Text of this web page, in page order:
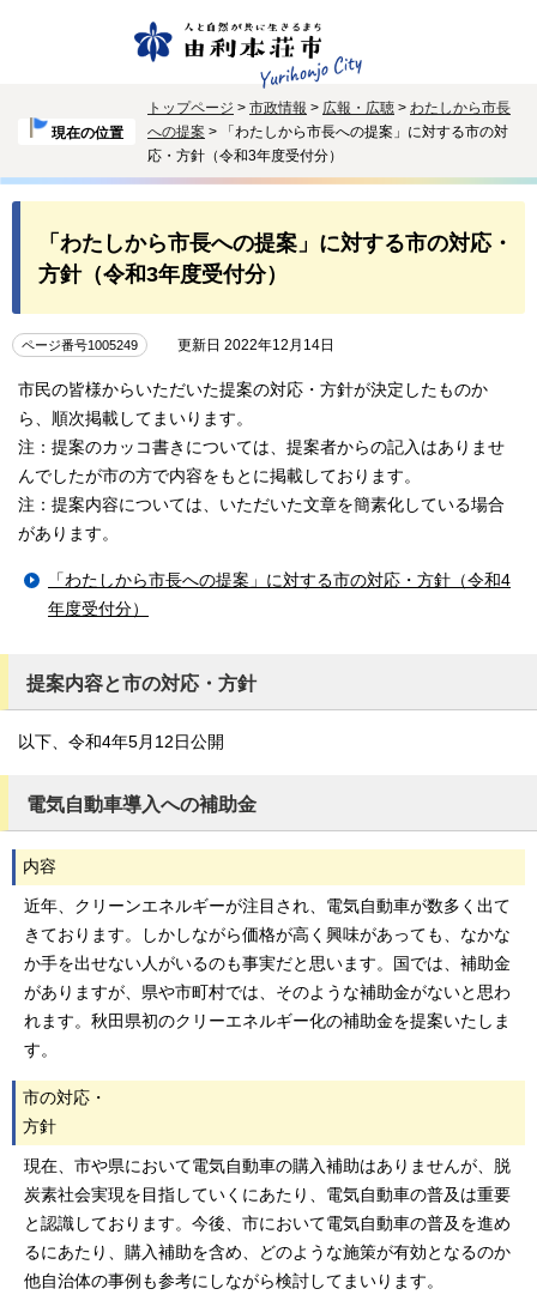
現在の位置
トップページ > 市政情報 > 広報・広聴 > わたしから市長
への提案 > 「わたしから市長への提案」に対する市の対
応・方針（令和3年度受付分）
「わたしから市長への提案」に対する市の対応・
方針（令和3年度受付分）
ページ番号1005249 更新日 2022年12月14日
市民の皆様からいただいた提案の対応・方針が決定したものか
ら、順次掲載してまいります。
注：提案のカッコ書きについては、提案者からの記入はありませ
んでしたが市の方で内容をもとに掲載しております。
注：提案内容については、いただいた文章を簡素化している場合
があります。
「わたしから市長への提案」に対する市の対応・方針（令和4
年度受付分）
提案内容と市の対応・方針
以下、令和4年5月12日公開
電気自動車導入への補助金
内容
近年、クリーンエネルギーが注目され、電気自動車が数多く出て
きております。しかしながら価格が高く興味があっても、なかな
か手を出せない人がいるのも事実だと思います。国では、補助金
がありますが、県や市町村では、そのような補助金がないと思わ
れます。秋田県初のクリーエネルギー化の補助金を提案いたしま
す。
市の対応・
方針
現在、市や県において電気自動車の購入補助はありませんが、脱
炭素社会実現を目指していくにあたり、電気自動車の普及は重要
と認識しております。今後、市において電気自動車の普及を進め
るにあたり、購入補助を含め、どのような施策が有効となるのか
他自治体の事例も参考にしながら検討してまいります。